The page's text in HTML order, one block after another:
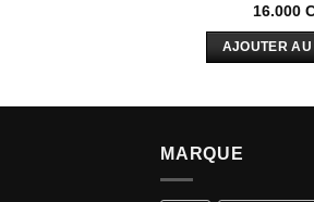
16.000
AJOUTER AU
MARQUE